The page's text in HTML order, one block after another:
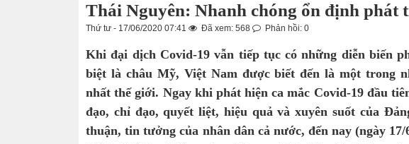
Thái Nguyên: Nhanh chóng ổn định phát
Thứ tư - 17/06/2020 07:41 Đã xem: 568 Phản hồi: 0
Khi đại dịch Covid-19 vẫn tiếp tục có những diễn biến
biệt là châu Mỹ, Việt Nam được biết đến là một trong
nhất thế giới. Ngay khi phát hiện ca mắc Covid-19 đầu
đạo, chỉ đạo, quyết liệt, hiệu quả và xuyên suốt của
thuận, tin tưởng của nhân dân cả nước, đến nay (ngày